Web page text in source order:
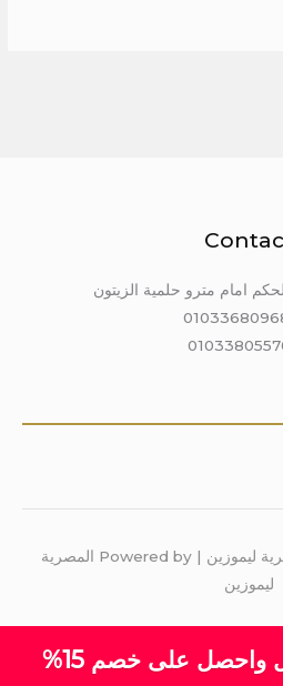
امام مترو حلمية الزيتون
Copyright © 2026 المصرية ليموزين | Powered by المصرية
ليموزين
على خصم 15%